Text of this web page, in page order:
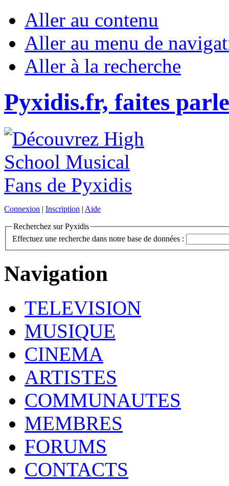
Aller au contenu
Aller au menu de
Aller à la recherche
Pyxidis.fr, faites
Connexion | Inscription | Aide
Recherchez sur Pyxidis
Effectuez une recherche dans notre base de données :
Navigation
TELEVISION
MUSIQUE
CINEMA
ARTISTES
COMMUNAUTES
MEMBRES
FORUMS
CONTACTS